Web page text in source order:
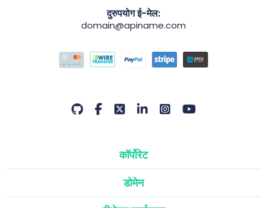
दुरुपयोग ई-मेल:
domain@apiname.com
कॉर्पोरेट
डोमेन